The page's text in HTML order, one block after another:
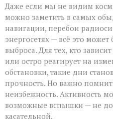
Даже если мы не видим
можно заметить в самых
навигации, перебои
энергосетях — всё это
выброса. Для тех, кто
или остро реагирует на
обстановки, такие дни
прочность. Но важно
неизбежность. Активность
возможные вспышки — не
касательной.